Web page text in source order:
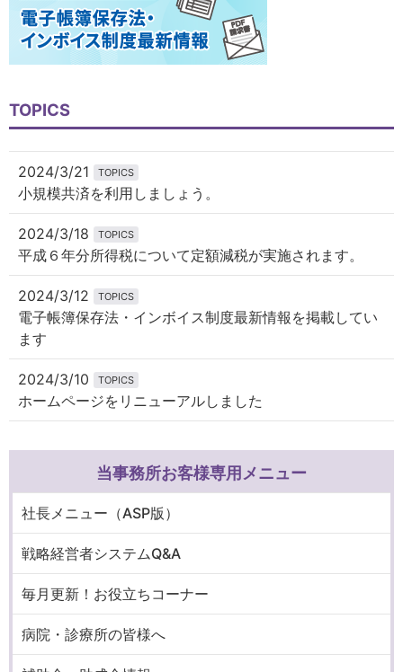
TOPICS
2024/3/21 TOPICS
小規模共済を利用しましょう。
2024/3/18 TOPICS
平成６年分所得税について定額減税が実施されます。
2024/3/12 TOPICS
電子帳簿保存法・インボイス制度最新情報を掲載してい
ます
2024/3/10 TOPICS
ホームページをリニューアルしました
当事務所お客様専用メニュー
社長メニュー（ASP版）
戦略経営者システムQ&A
毎月更新！お役立ちコーナー
病院・診療所の皆様へ